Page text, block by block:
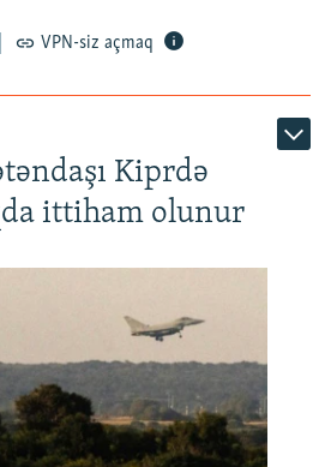
VPN-siz açmaq
Kiprdə
ittiham olunur